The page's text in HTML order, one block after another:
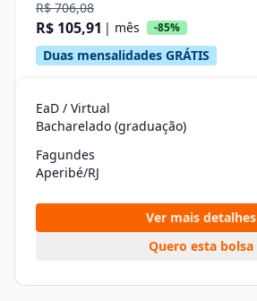
R$ 706,08
R$ 105,91 | mês -85%
Duas mensalidades GRÁTIS
EaD / Virtual
Bacharelado (graduação)
Fagundes
Aperibé/RJ
Ver mais detalhes
Quero esta bolsa